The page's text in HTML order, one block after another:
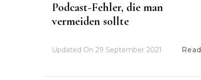
Podcast-Fehler, die man
vermeiden sollte
Updated On 29 September 2021 Read